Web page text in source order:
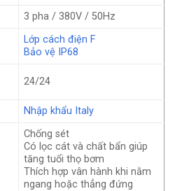
3 pha / 380V / 50Hz
Lớp cách điện F
Bảo vệ IP68
24/24
Nhập khẩu Italy
Chống sét
Có lọc cát và chất bẩn giúp
tăng tuổi thọ bơm
Thích hợp vân hành khi nằm
ngang hoặc thẳng đứng